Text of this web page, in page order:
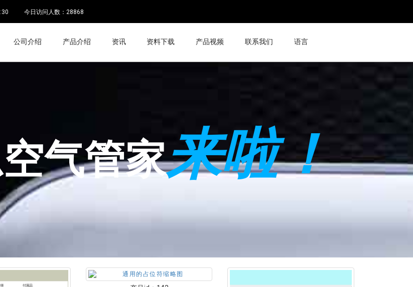
今日访问人数： 28868
公司介绍 产品介绍 资讯 资料下载 产品视频 联系我们 语言
管家来啦！